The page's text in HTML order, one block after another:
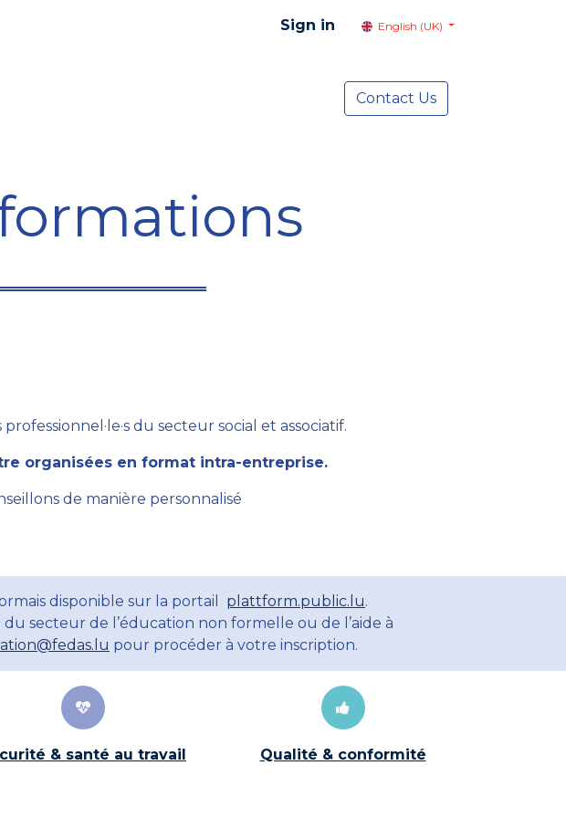
Sign in English (UK)
Social Advocacy Services
Contact Us
du secteur social et associatif.
organisées en format intra-entreprise.
de manière personnalisé
disponible sur la portail plattform.public.lu.
secteur de l’éducation non formelle ou de l’aide à
pour procéder à votre inscription.
& santé au travail Qualité & conformité